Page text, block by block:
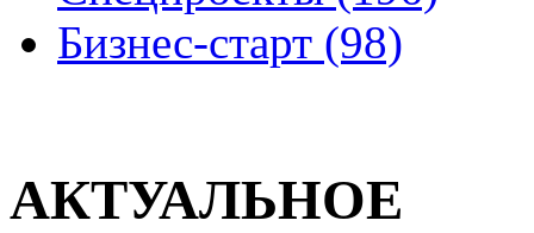
Бизнес-старт (98)
АКТУАЛЬНОЕ